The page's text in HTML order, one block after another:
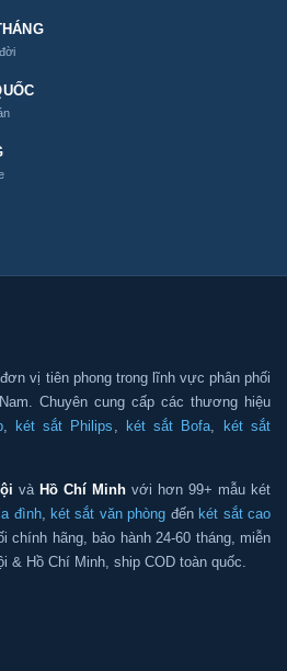
vị tiên phong trong lĩnh vực phân phối
Chuyên cung cấp các thương hiệu
, két sắt Philips két sắt Bofa
két sắt
và Hồ Chí Minh với hơn 99+ mẫu két
đình, két sắt văn phòng đếnkét sắt cao
chính hãng, bảo hành 24-60 tháng, miễn
& Hồ Chí Minh, ship COD toàn quốc.